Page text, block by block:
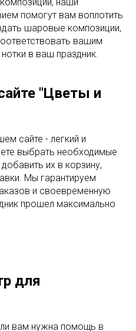
помогут вам воплотить
шаровые композиции,
вашим
в ваш праздник.
"Цветы и
сайте - легкий и
выбрать необходимые
их в корзину,
Мы гарантируем
и своевременную
прошел максимально
для
вам нужна помощь в